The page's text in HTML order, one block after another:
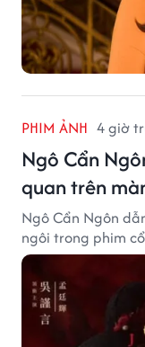
PHIM ẢNH 4 giờ
Ngô Cẩn
quan trên
Ngô Cẩn Ngôn
ngôi trong phim